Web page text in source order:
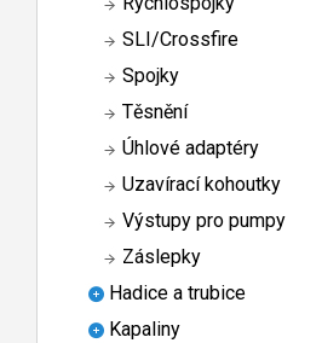
SLI/Crossfire
Spojky
Těsnění
Úhlové adaptéry
Uzavírací kohoutky
Výstupy pro pumpy
Záslepky
Hadice a trubice
Kapaliny